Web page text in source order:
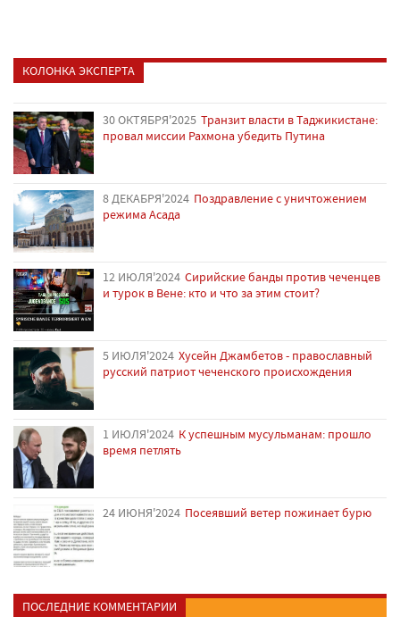
КОЛОНКА ЭКСПЕРТА
30 ОКТЯБРЯ'2025 Транзит власти в Таджикистане:
провал миссии Рахмона убедить Путина
8 ДЕКАБРЯ'2024 Поздравление с уничтожением
режима Асада
12 ИЮЛЯ'2024 Сирийские банды против чеченцев
и турок в Вене: кто и что за этим стоит?
5 ИЮЛЯ'2024 Хусейн Джамбетов - православный
русский патриот чеченского происхождения
1 ИЮЛЯ'2024 К успешным мусульманам: прошло
время петлять
24 ИЮНЯ'2024 Посеявший ветер пожинает бурю
ПОСЛЕДНИЕ КОММЕНТАРИИ